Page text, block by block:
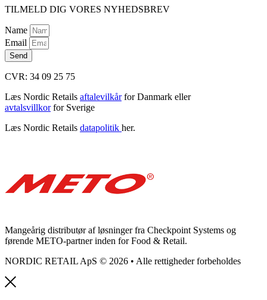
TILMELD DIG VORES NYHEDSBREV
Name
Email
Send
CVR: 34 09 25 75
Læs Nordic Retails aftalevilkårfor Danmark eller
avtalsvillkorfor Sverige
Læs Nordic Retails datapolitik her.
Mangeårig distributør af løsninger fra Checkpoint Systems og
førende METO-partner inden for Food & Retail.
NORDIC RETAIL ApS © 2026 • Alle rettigheder forbeholdes